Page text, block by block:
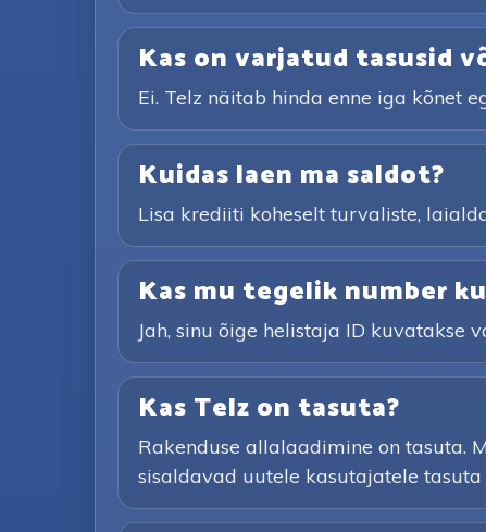
Kas on varjatud tasusid
Ei. Telz näitab hinda enne iga kõnet
Kuidas laen ma saldot?
Lisa krediiti koheselt turvaliste,
Kas mu tegelik number
Jah, sinu õige helistaja ID kuvatakse
Kas Telz on tasuta?
Rakenduse allalaadimine on tasuta.
sisaldavad uutele kasutajatele